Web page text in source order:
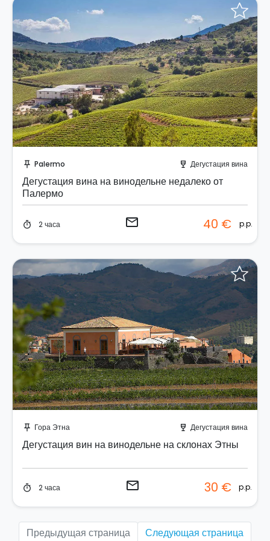
push_pin Palermo wine_bar Дегустация вина
Дегустация вина на винодельне недалеко от
Палермо
timer 2 часа email 40 € p.p.
push_pin Гора Этна wine_bar Дегустация вина
Дегустация вин на винодельне на склонах Этны
timer 2 часа email 30 € p.p.
Предыдущая страница Следующая страница